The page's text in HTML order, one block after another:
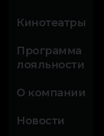
Кинотеатры
Программа
лояльности
О компании
Новости